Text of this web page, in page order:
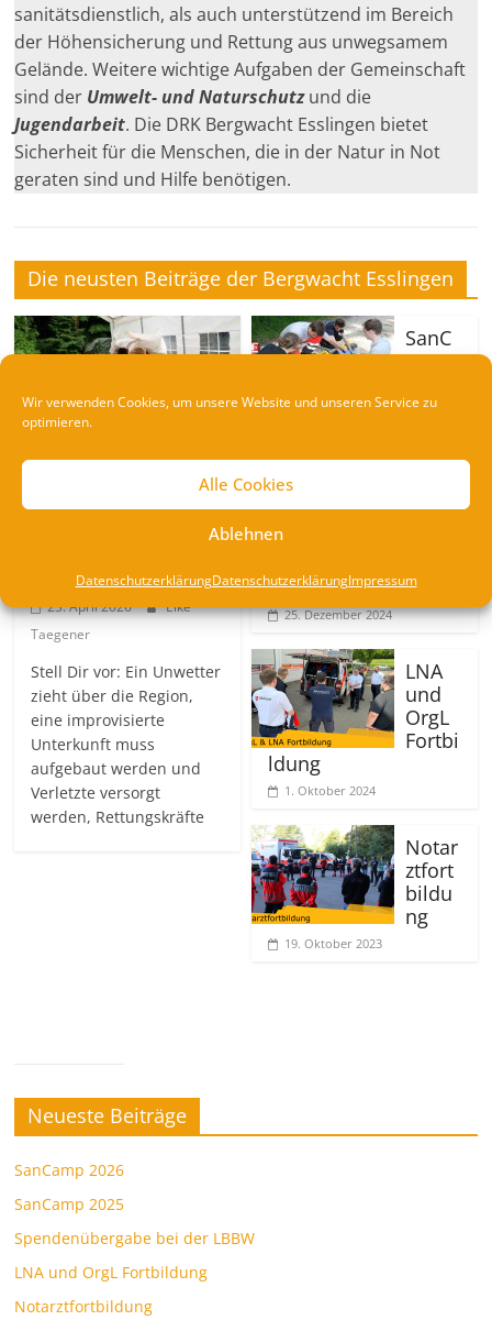
Wir verwenden Cookies, um unsere Website und unseren Service zu
optimieren.
Alle Cookies
Ablehnen
DatenschutzerklärungDatenschutzerklärungImpressum
sanitätsdienstlich, als auch unterstützend im Bereich
der Höhensicherung und Rettung aus unwegsamem
Gelände. Weitere wichtige Aufgaben der Gemeinschaft
sind der Umwelt- und Naturschutzund die
Jugendarbeit. Die DRK Bergwacht Esslingen bietet
Sicherheit für die Menschen, die in der Natur in Not
geraten sind und Hilfe benötigen.
Die neusten Beiträge der Bergwacht Esslingen
Allgemein
SanCamp 2026
23. April 2026
Eike
Taegener
Stell Dir vor: Ein Unwetter
zieht über die Region,
eine improvisierte
Unterkunft muss
aufgebaut werden und
Verletzte versorgt
werden, Rettungskräfte
SanC
amp
6. Juni
denü
bei der LBBW
25. Dezember 2024
LNA
und
OrgL
Fortbi
ldung
1. Oktober 2024
Notar
ztfort
bildu
ng
19. Oktober 2023
Neueste Beiträge
SanCamp 2026
SanCamp 2025
Spendenübergabe bei der LBBW
LNA und OrgL Fortbildung
Notarztfortbildung